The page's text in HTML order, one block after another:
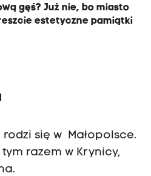
gęś? Już nie, bo miasto
estetyczne pamiątki
się w Małopolsce.
razem w Krynicy,